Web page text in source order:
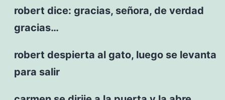
robert dice: gracias, señora, de verdad
gracias…
robert despierta al gato, luego se levanta
para salir